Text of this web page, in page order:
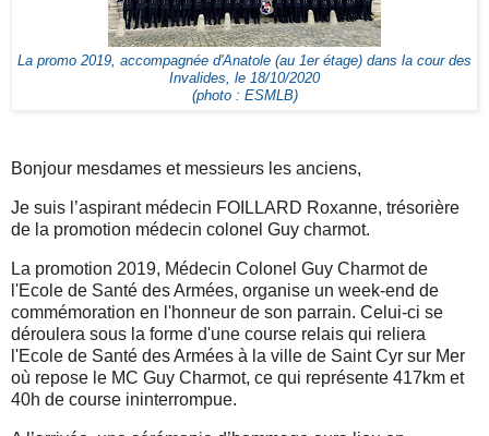
La promo 2019, accompagnée d'Anatole (au 1er étage) dans la cour des
Invalides, le 18/10/2020
(photo : ESMLB)
Bonjour mesdames et messieurs les anciens,
Je suis l’aspirant médecin FOILLARD Roxanne, trésorière
de la promotion médecin colonel Guy charmot.
La promotion 2019, Médecin Colonel Guy Charmot de
l'Ecole de Santé des Armées, organise un week-end de
commémoration en l'honneur de son parrain. Celui-ci se
déroulera sous la forme d'une course relais qui reliera
l'Ecole de Santé des Armées à la ville de Saint Cyr sur Mer
où repose le MC Guy Charmot, ce qui représente 417km et
40h de course ininterrompue.